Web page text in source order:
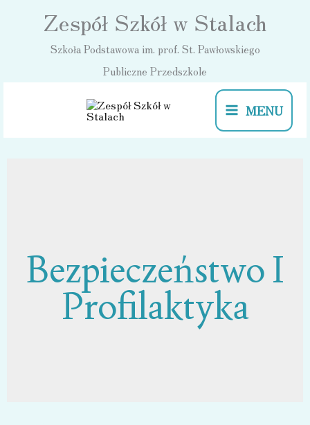
Zespół Szkół w Stalach
Szkoła Podstawowa im. prof. St. Pawłowskiego
Publiczne Przedszkole
MENU
Bezpieczeństwo I
Profilaktyka